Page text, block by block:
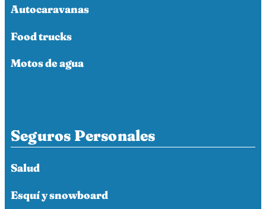
Autocaravanas
Food trucks
Motos de agua
Seguros Personales
Salud
Esquí y snowboard